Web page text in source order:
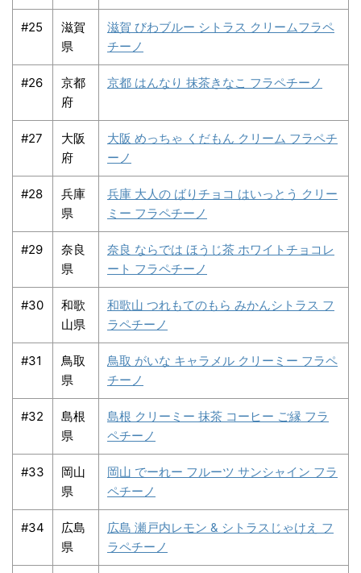
#25
滋賀
県
滋賀 びわブルー シトラス クリームフラペ
チーノ
#26
京都
府
京都 はんなり 抹茶きなこ フラペチーノ
#27
大阪
府
大阪 めっちゃ くだもん クリーム フラペチ
ーノ
#28
兵庫
県
兵庫 大人の ばりチョコ はいっとう クリー
ミー フラペチーノ
#29
奈良
県
奈良 ならでは ほうじ茶 ホワイトチョコレ
ート フラペチーノ
#30
和歌
山県
和歌山 つれもてのもら みかんシトラス フ
ラペチーノ
#31
鳥取
県
鳥取 がいな キャラメル クリーミー フラペ
チーノ
#32
島根
県
島根 クリーミー 抹茶 コーヒー ご縁 フラ
ペチーノ
#33
岡山
県
岡山 でーれー フルーツ サンシャイン フラ
ペチーノ
#34
広島
県
広島 瀬戸内レモン & シトラスじゃけえ フ
ラペチーノ